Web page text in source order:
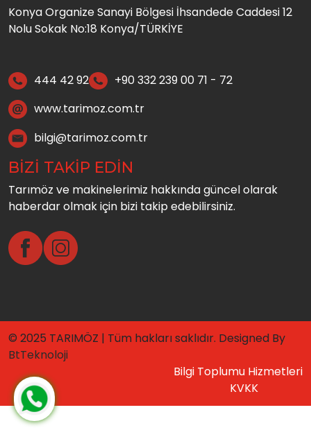
Konya Organize Sanayi Bölgesi İhsandede Caddesi 12
Nolu Sokak No:18 Konya/TÜRKİYE
444 42 92
+90 332 239 00 71 - 72
www.tarimoz.com.tr
bilgi@tarimoz.com.tr
BİZİ TAKİP EDİN
Tarımöz ve makinelerimiz hakkında güncel olarak
haberdar olmak için bizi takip edebilirsiniz.
© 2025 TARIMÖZ | Tüm hakları saklıdır. Designed By
BtTeknoloji
Bilgi Toplumu Hizmetleri
KVKK